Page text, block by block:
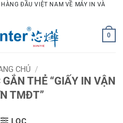
ĐẦU VIỆT NAM VỀ MÁY IN VÀ
0
CHỦ /
THẺ “GIẤY IN VẬN
TMĐT”